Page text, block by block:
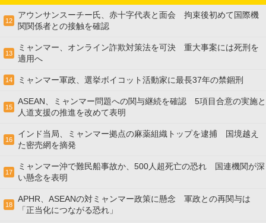
12
アウンサンスーチー氏、赤十字代表と面会 拘束後初めて国際機
関関係者との接触を確認
13
ミャンマー、オンライン詐欺対策法を可決 重大事案には死刑を
適用へ
14 ミャンマー軍政、選挙ボイコット活動家に最長37年の禁錮刑
15
ASEAN、ミャンマー問題への関与継続を確認 5項目合意の実施と
人道支援の推進を改めて表明
16
インド当局、ミャンマー拠点の麻薬組織トップを逮捕 国境越え
た密売網を摘発
17
ミャンマー沖で難民船事故か、500人超死亡の恐れ 国連機関が深
い懸念を表明
18
APHR、ASEANの対ミャンマー政策に懸念 軍政との再関与は
「正当化につながる恐れ」